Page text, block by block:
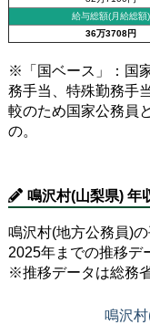
給与総額(月給総額)
36万3708円
※「国ベース」：国
務手当、特殊勤務手
較のため国家公務員
の。
鳴沢村(山梨県) 年
鳴沢村(地方公務員)
2025年までの推移デ
※推移データは総務
鳴沢